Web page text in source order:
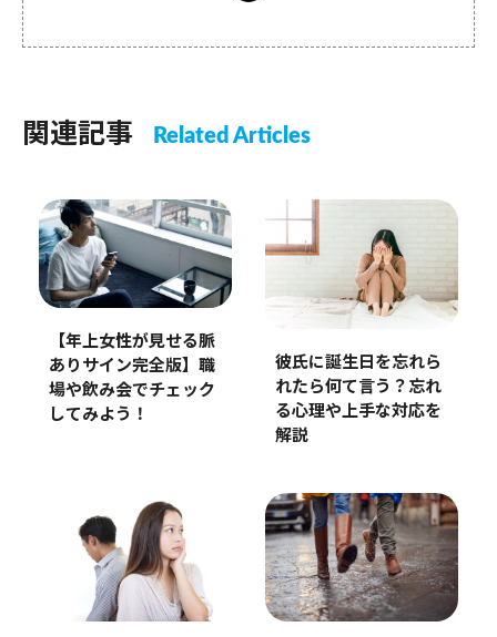
関連記事 Related Articles
【年上女性が見せる脈
ありサイン完全版】職
場や飲み会でチェック
してみよう！
彼氏に誕生日を忘れら
れたら何て言う？忘れ
る心理や上手な対応を
解説